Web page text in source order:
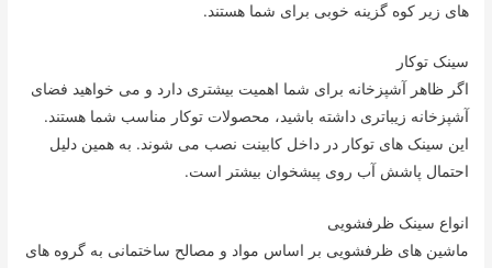
های زیر کوه گزینه خوبی برای شما هستند.
سینک توکار
اگر ظاهر آشپزخانه برای شما اهمیت بیشتری دارد و می خواهید فضای
آشپزخانه زیباتری داشته باشید، محصولات توکار مناسب شما هستند.
این سینک های توکار در داخل کابینت نصب می شوند. به همین دلیل
احتمال پاشش آب روی پیشخوان بیشتر است.
انواع سینک ظرفشویی
ماشین های ظرفشویی بر اساس مواد و مصالح ساختمانی به گروه های